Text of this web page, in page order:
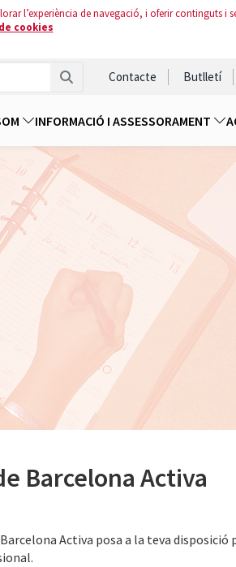
l’experiència de navegació, i oferir continguts i
cookies
Contacte Butlletí
INFORMACIÓ I ASSESSORAMENT
Barcelona Activa
Activa posa a la teva disposició